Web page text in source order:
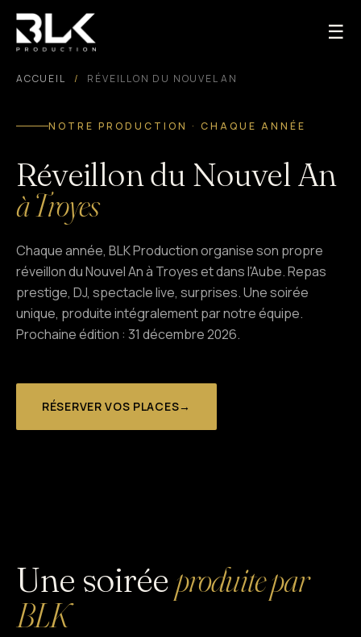
☰
ACCUEIL / RÉVEILLON DU NOUVEL AN
NOTRE PRODUCTION · CHAQUE ANNÉE
Réveillon du Nouvel An
à Troyes
Chaque année, BLK Production organise son propre
réveillon du Nouvel An à Troyes et dans l'Aube. Repas
prestige, DJ, spectacle live, surprises. Une soirée
unique, produite intégralement par notre équipe.
Prochaine édition : 31 décembre 2026.
RÉSERVER VOS PLACES→
Une soirée produite par
BLK